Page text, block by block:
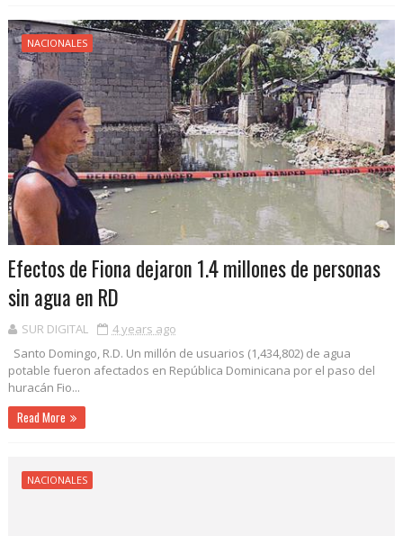
NACIONALES
Efectos de Fiona dejaron 1.4 millones de personas
sin agua en RD
SUR DIGITAL
4 years ago
Santo Domingo, R.D. Un millón de usuarios (1,434,802) de agua
potable fueron afectados en República Dominicana por el paso del
huracán Fio...
Read More
NACIONALES